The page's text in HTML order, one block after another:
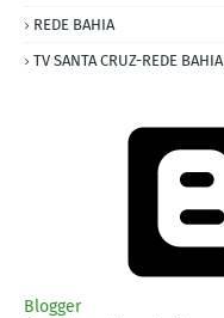
REDE BAHIA
TV SANTA CRUZ-REDE BAHIA
Blogger